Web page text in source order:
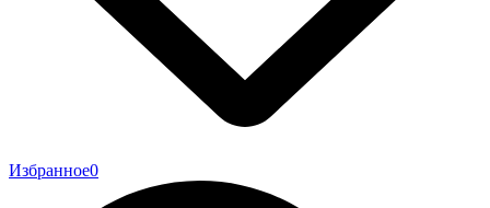
Избранное0